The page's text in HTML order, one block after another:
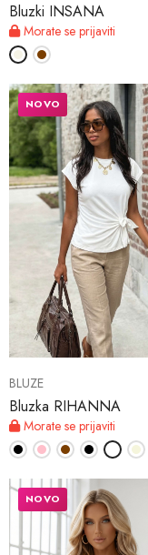
Bluzki INSANA
Morate se prijaviti
BLUZE
Bluzka RIHANNA
Morate se prijaviti
NOVO
NOVO